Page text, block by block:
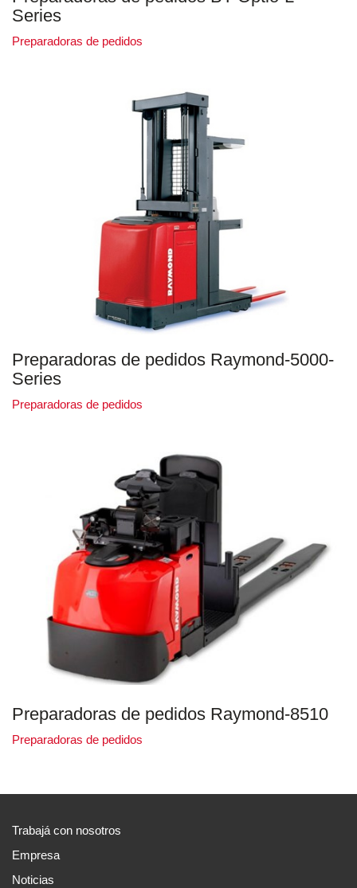
Series
Preparadoras de pedidos
Preparadoras de pedidos Raymond-5000-
Series
Preparadoras de pedidos
Preparadoras de pedidos Raymond-8510
Preparadoras de pedidos
Trabajá con nosotros
Empresa
Noticias